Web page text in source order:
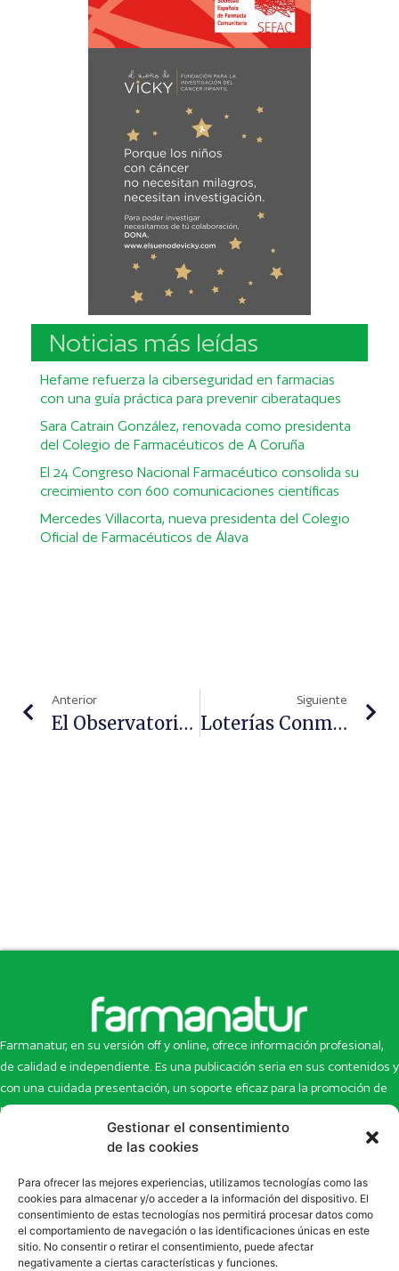
Gestionar el consentimiento
de las cookies
Para ofrecer las mejores experiencias, utilizamos tecnologías como las
cookies para almacenar y/o acceder a la información del dispositivo. El
consentimiento de estas tecnologías nos permitirá procesar datos como
el comportamiento de navegación o las identificaciones únicas en este
sitio. No consentir o retirar el consentimiento, puede afectar
negativamente a ciertas características y funciones.
Noticias más leídas
Hefame refuerza la ciberseguridad en farmacias
con una guía práctica para prevenir ciberataques
Sara Catrain González, renovada como presidenta
del Colegio de Farmacéuticos de A Coruña
El 24 Congreso Nacional Farmacéutico consolida su
crecimiento con 600 comunicaciones científicas
Mercedes Villacorta, nueva presidenta del Colegio
Oficial de Farmacéuticos de Álava
Anterior
El Observatorio Denuncia Que La Modificación De Un Decreto Impide A Las Farmacias Dispensar Medicamentos Hospitalarios
Siguiente
Loterías Conmemora El 125 Aniversario Del Colegio De Farmacéuticos De Madrid En El Sorteo Del Próximo 15 De Julio
Farmanatur, en su versión off y online, ofrece información profesional,
de calidad e independiente. Es una publicación seria en sus contenidos y
con una cuidada presentación, un soporte eficaz para la promoción de
productos y novedades.
Inicio
Newsletter
Eco Multimedia
Contacto
Artículos
Escaparate
Enlaces de interés
SUSCRÍBETE A NUESTRO NEWSLETTER